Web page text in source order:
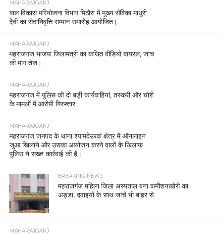
MAHARAJGANJ
बाल विकास परियोजना विभाग मिठौरा में मुख्य सेविका माधुरी
देवी का सेवानिवृत्ति सम्मान समारोह आयोजित।
MAHARAJGANJ
महराजगंज भाजपा जिलामंत्री का कथित वीडियो वायरल, जांच
की मांग तेज।
MAHARAJGANJ
महराजगंज में पुलिस की दो बड़ी कार्यवाहियां, तस्करी और चोरी
के मामलों में आरोपी गिरफ्तार
MAHARAJGANJ
महराजगंज जनपद के थाना श्यामदेउरवां क्षेत्र में ऑनलाइन
जुआ खिलाने और उसका आयोजन करने वालों के खिलाफ
पुलिस ने सख्त कार्रवाई की है।
BREAKING NEWS
महराजगंज महिला जिला अस्पताल बना कमीशनखोरी का
अड्डा, दवाइयों के साथ जांचें भी बाहर से
MAHARAJGANJ